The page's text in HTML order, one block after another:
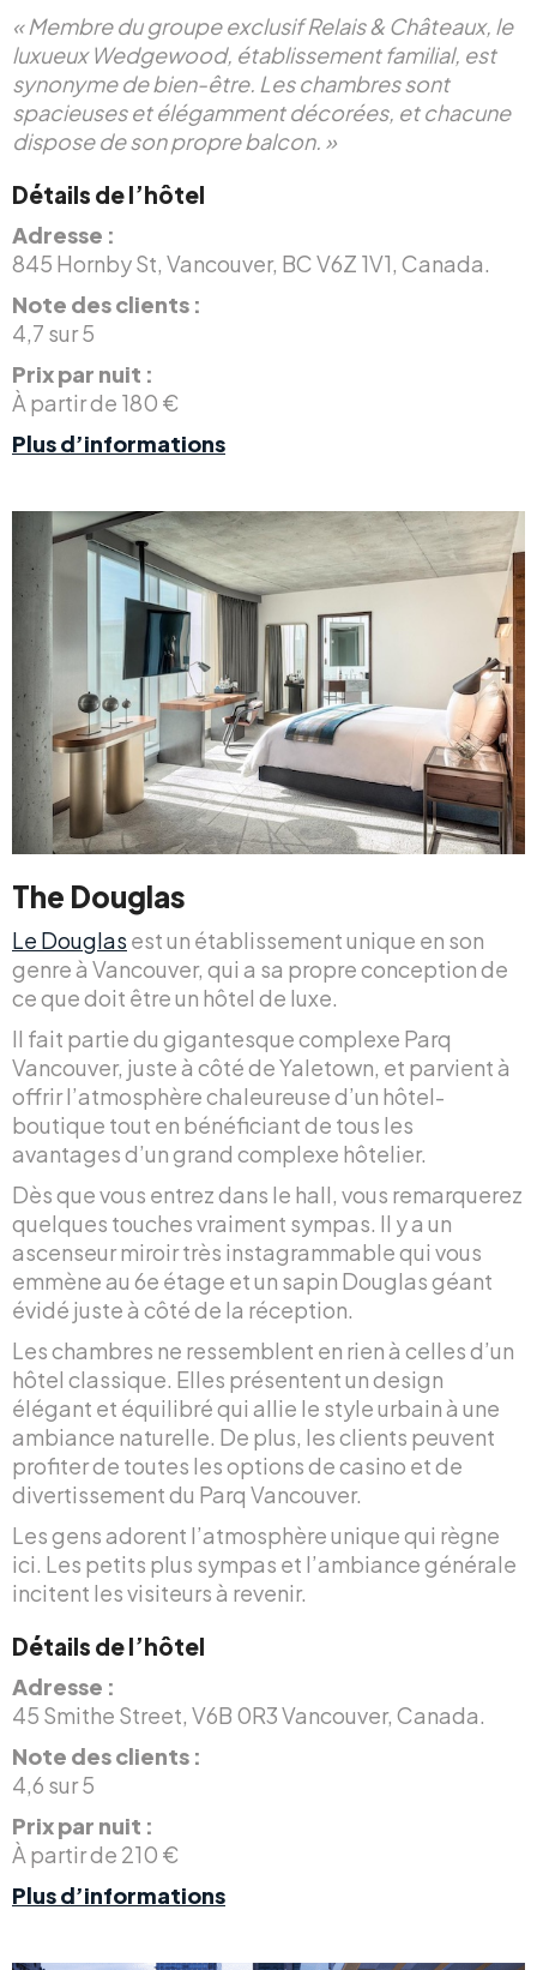
« Membre du groupe exclusif Relais & Châteaux, le
luxueux Wedgewood, établissement familial, est
synonyme de bien-être. Les chambres sont
spacieuses et élégamment décorées, et chacune
dispose de son propre balcon. »
Détails de l’hôtel
Adresse :
845 Hornby St, Vancouver, BC V6Z 1V1, Canada.
Note des clients :
4,7 sur 5
Prix par nuit :
À partir de 180 €
Plus d’informations
The Douglas
Le Douglas est un établissement unique en son
genre à Vancouver, qui a sa propre conception de
ce que doit être un hôtel de luxe.
Il fait partie du gigantesque complexe Parq
Vancouver, juste à côté de Yaletown, et parvient à
offrir l’atmosphère chaleureuse d’un hôtel-
boutique tout en bénéficiant de tous les
avantages d’un grand complexe hôtelier.
Dès que vous entrez dans le hall, vous remarquerez
quelques touches vraiment sympas. Il y a un
ascenseur miroir très instagrammable qui vous
emmène au 6e étage et un sapin Douglas géant
évidé juste à côté de la réception.
Les chambres ne ressemblent en rien à celles d’un
hôtel classique. Elles présentent un design
élégant et équilibré qui allie le style urbain à une
ambiance naturelle. De plus, les clients peuvent
profiter de toutes les options de casino et de
divertissement du Parq Vancouver.
Les gens adorent l’atmosphère unique qui règne
ici. Les petits plus sympas et l’ambiance générale
incitent les visiteurs à revenir.
Détails de l’hôtel
Adresse :
45 Smithe Street, V6B 0R3 Vancouver, Canada.
Note des clients :
4,6 sur 5
Prix par nuit :
À partir de 210 €
Plus d’informations